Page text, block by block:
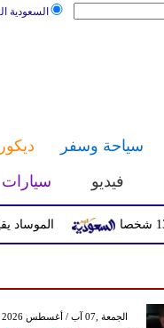
السعودية
سياحة وسفر
ديكور
فيديو سيارات
الموساد يقيل
GMT 03:07 2026 الجمعة ,07 آب / أغسطس